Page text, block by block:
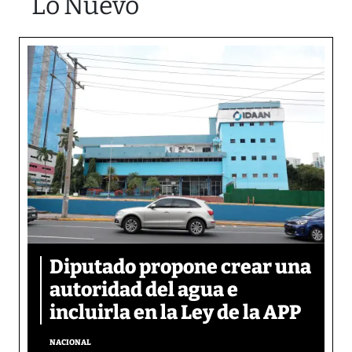
Diputado propone crear una
autoridad del agua e
incluirla en la Ley de la APP
NACIONAL